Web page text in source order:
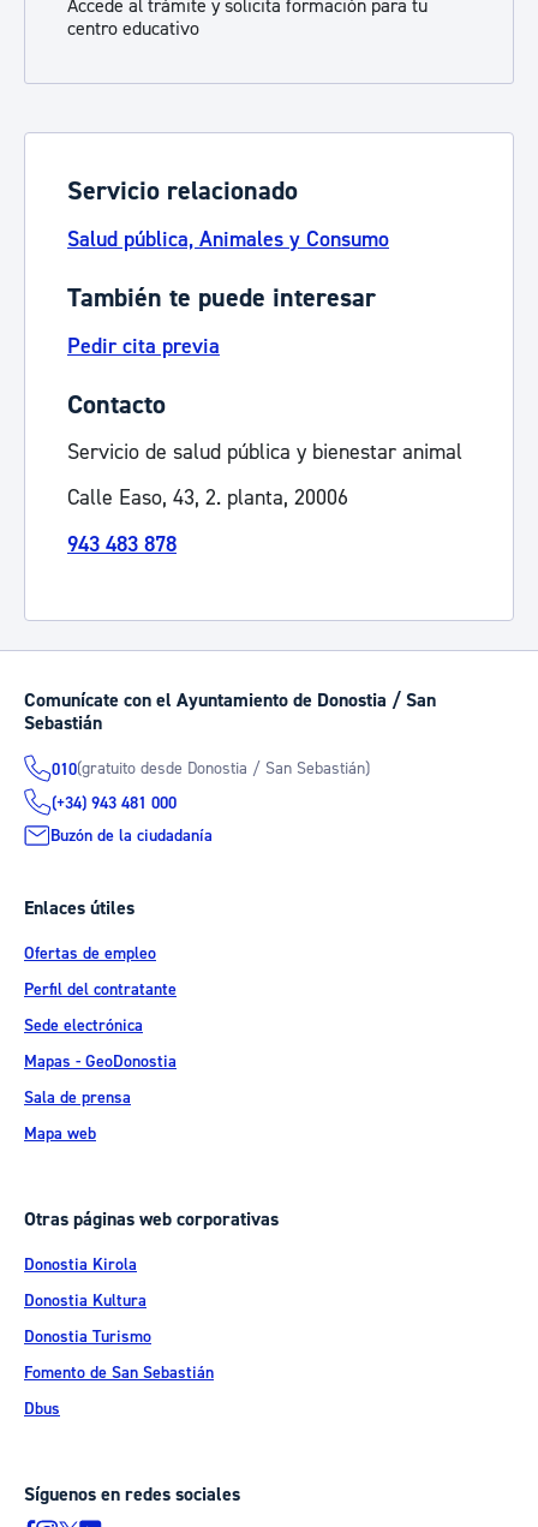
Accede al trámite y solicita formación para tu
centro educativo
Servicio relacionado
Salud pública, Animales y Consumo
También te puede interesar
Pedir cita previa
Contacto
Servicio de salud pública y bienestar animal
Calle Easo, 43, 2. planta, 20006
943 483 878
Comunícate con el Ayuntamiento de Donostia / San
Sebastián
010(gratuito desde Donostia / San Sebastián)
(+34) 943 481 000
Buzón de la ciudadanía
Enlaces útiles
Ofertas de empleo
Perfil del contratante
Sede electrónica
Mapas - GeoDonostia
Sala de prensa
Mapa web
Otras páginas web corporativas
Donostia Kirola
Donostia Kultura
Donostia Turismo
Fomento de San Sebastián
Dbus
Síguenos en redes sociales